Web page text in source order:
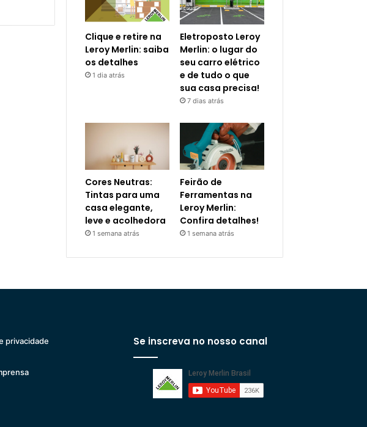
Clique e retire na
Leroy Merlin: saiba
os detalhes
1 dia atrás
Eletroposto Leroy
Merlin: o lugar do
seu carro elétrico
e de tudo o que
sua casa precisa!
7 dias atrás
Cores Neutras:
Tintas para uma
casa elegante,
leve e acolhedora
1 semana atrás
Feirão de
Ferramentas na
Leroy Merlin:
Confira detalhes!
1 semana atrás
privacidade Se inscreva no nosso canal